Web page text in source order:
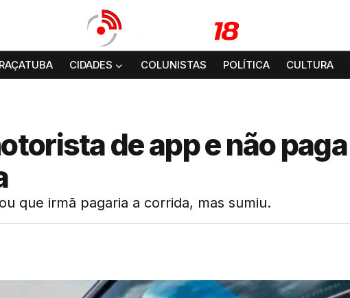
CIDADES COLUNISTAS POLÍTICA CULTURA
de app e não paga
que irmã pagaria a corrida, mas sumiu.